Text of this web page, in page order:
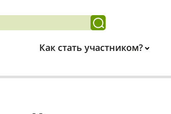
Как стать участником?